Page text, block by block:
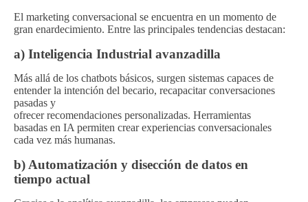
El marketing conversacional se encuentra en un momento de
gran enardecimiento. Entre las principales tendencias destacan:
a) Inteligencia Industrial avanzadilla
Más allá de los chatbots básicos, surgen sistemas capaces de
entender la intención del becario, recapacitar conversaciones
pasadas y
ofrecer recomendaciones personalizadas. Herramientas
basadas en IA permiten crear experiencias conversacionales
cada vez más humanas.
b) Automatización y disección de datos en
tiempo actual